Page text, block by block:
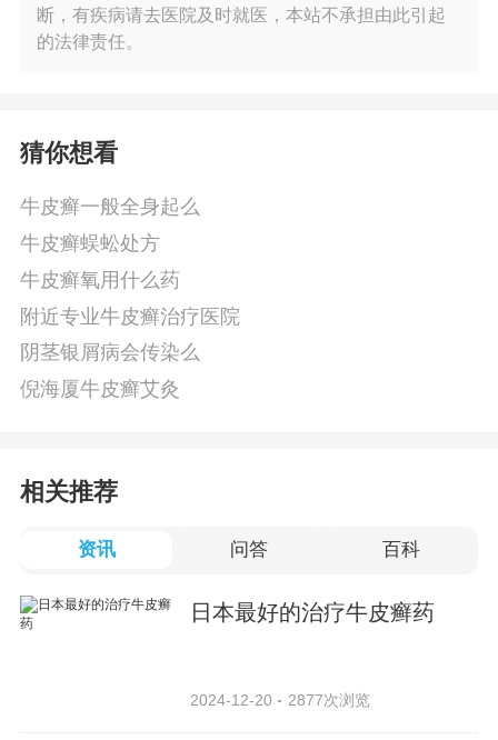
断，有疾病请去医院及时就医，本站不承担由此引起
的法律责任。
猜你想看
牛皮癣一般全身起么
牛皮癣蜈蚣处方
牛皮癣氧用什么药
附近专业牛皮癣治疗医院
阴茎银屑病会传染么
倪海厦牛皮癣艾灸
相关推荐
资讯 问答 百科
日本最好的治疗牛皮癣药
2024-12-20 2877次浏览